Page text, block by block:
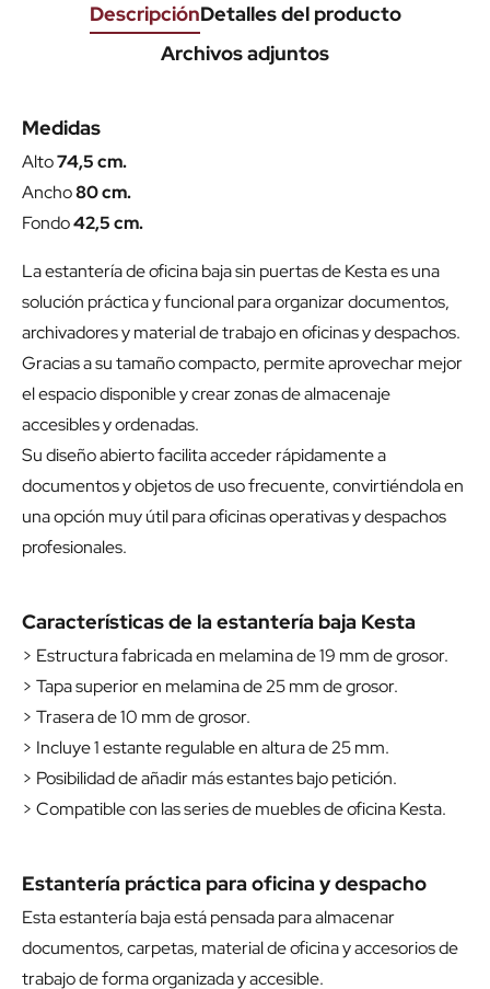
DescripciónDetalles del producto
Archivos adjuntos
Medidas
Alto74,5 cm.
Ancho80 cm.
Fondo42,5 cm.
La estantería de oficina baja sin puertas de Kesta es una
solución práctica y funcional para organizar documentos,
archivadores y material de trabajo en oficinas y despachos.
Gracias a su tamaño compacto, permite aprovechar mejor
el espacio disponible y crear zonas de almacenaje
accesibles y ordenadas.
Su diseño abierto facilita acceder rápidamente a
documentos y objetos de uso frecuente, convirtiéndola en
una opción muy útil para oficinas operativas y despachos
profesionales.
Características de la estantería baja Kesta
> Estructura fabricada en melamina de 19 mm de grosor.
> Tapa superior en melamina de 25 mm de grosor.
> Trasera de 10 mm de grosor.
> Incluye 1 estante regulable en altura de 25 mm.
> Posibilidad de añadir más estantes bajo petición.
> Compatible con las series de muebles de oficina Kesta.
Estantería práctica para oficina y despacho
Esta estantería baja está pensada para almacenar
documentos, carpetas, material de oficina y accesorios de
trabajo de forma organizada y accesible.